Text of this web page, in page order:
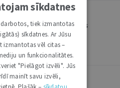
komandai pievienoties
juristu
sīkdatnes
tiek izmantotas
sīkdatnes. Ar Jūsu
izmantotas vēl citas –
un funkcionalitātes.
"Pielāgot izvēli". Jūs
mainīt savu izvēli,